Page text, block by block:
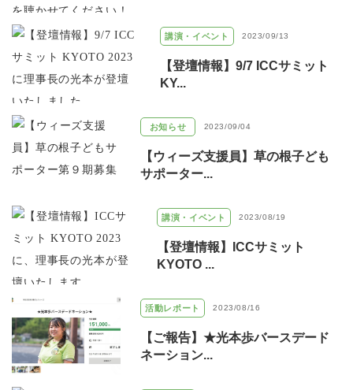
講演・イベント 2023/09/13
【登壇情報】9/7 ICCサミット
KY...
お知らせ 2023/09/04
【ウィーズ支援員】草の根子ども
サポーター...
講演・イベント 2023/08/19
【登壇情報】ICCサミット
KYOTO ...
活動レポート 2023/08/16
【ご報告】★光本歩バースデード
ネーション...